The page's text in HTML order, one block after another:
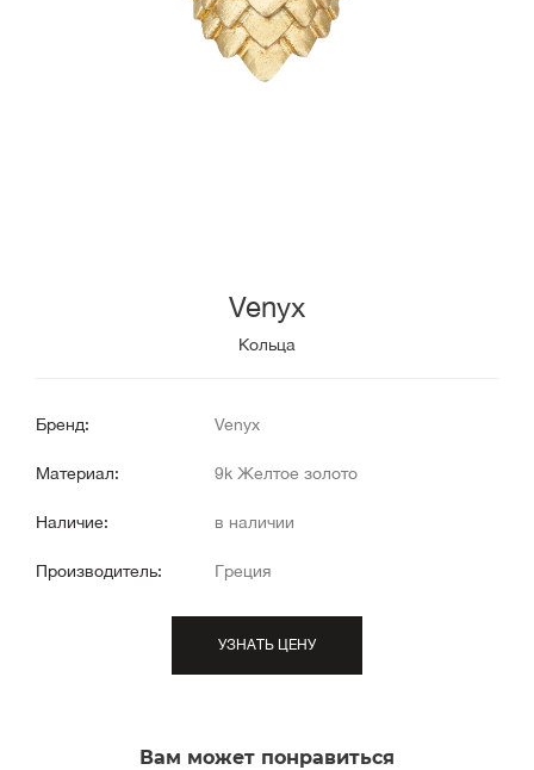
Venyx
Кольца
Бренд: Venyx
Материал: 9k Желтое золото
Наличие: в наличии
Производитель: Греция
УЗНАТЬ ЦЕНУ
Вам может понравиться